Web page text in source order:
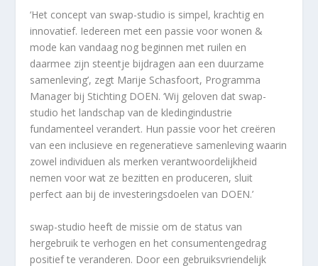
‘Het concept van swap-studio is simpel, krachtig en
innovatief. Iedereen met een passie voor wonen &
mode kan vandaag nog beginnen met ruilen en
daarmee zijn steentje bijdragen aan een duurzame
samenleving’, zegt Marije Schasfoort, Programma
Manager bij Stichting DOEN. ‘Wij geloven dat swap-
studio het landschap van de kledingindustrie
fundamenteel verandert. Hun passie voor het creëren
van een inclusieve en regeneratieve samenleving waarin
zowel individuen als merken verantwoordelijkheid
nemen voor wat ze bezitten en produceren, sluit
perfect aan bij de investeringsdoelen van DOEN.’
swap-studio heeft de missie om de status van
hergebruik te verhogen en het consumentengedrag
positief te veranderen. Door een gebruiksvriendelijk